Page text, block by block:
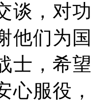
谈，对
他们为
士，希
心服役